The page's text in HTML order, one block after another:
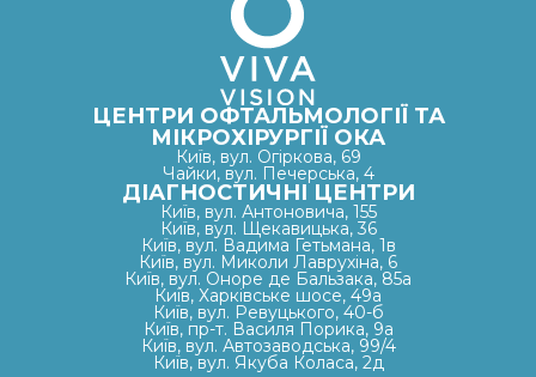
ЦЕНТРИ ОФТАЛЬМОЛОГІЇ ТА
МІКРОХІРУРГІЇ ОКА
Київ, вул. Огіркова, 69
Чайки, вул. Печерська, 4
ДІАГНОСТИЧНІ ЦЕНТРИ
Київ, вул. Антоновича, 155
Київ, вул. Щекавицька, 36
Київ, вул. Вадима Гетьмана, 1в
Київ, вул. Миколи Лаврухіна, 6
Київ, вул. Оноре де Бальзака, 85а
Київ, Харківське шосе, 49а
Київ, вул. Ревуцького, 40-б
Київ, пр-т. Василя Порика, 9а
Київ, вул. Автозаводська, 99/4
Київ, вул. Якуба Коласа, 2д